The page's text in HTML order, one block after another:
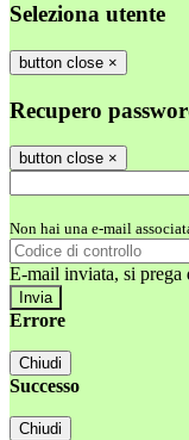
Seleziona utente
button close ×
Recupero
button close ×
Non hai una e-mail
E-mail inviata, si prega
Errore
Chiudi
Successo
Chiudi